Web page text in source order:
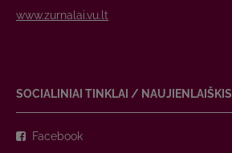
www.zurnalai.vu.lt
SOCIALINIAI TINKLAI / NAUJIENLAIŠKIS
Facebook